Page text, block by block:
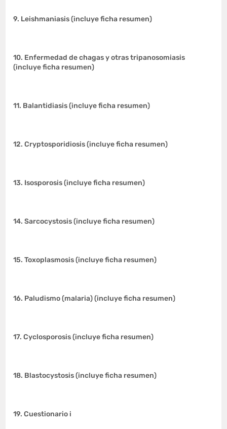
9. Leishmaniasis (incluye ficha resumen)
10. Enfermedad de chagas y otras tripanosomiasis
(incluye ficha resumen)
11. Balantidiasis (incluye ficha resumen)
12. Cryptosporidiosis (incluye ficha resumen)
13. Isosporosis (incluye ficha resumen)
14. Sarcocystosis (incluye ficha resumen)
15. Toxoplasmosis (incluye ficha resumen)
16. Paludismo (malaria) (incluye ficha resumen)
17. Cyclosporosis (incluye ficha resumen)
18. Blastocystosis (incluye ficha resumen)
19. Cuestionario i